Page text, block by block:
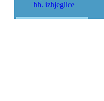
bh. izbjeglice